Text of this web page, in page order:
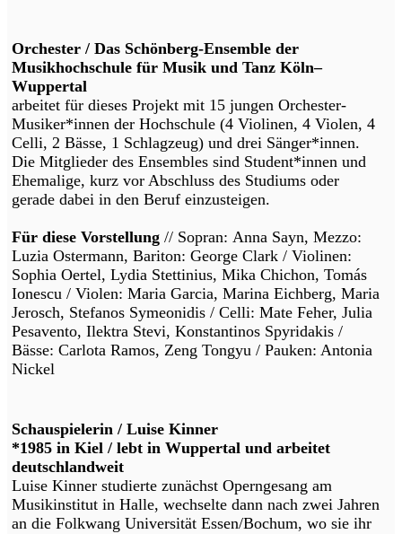
Orchester / Das Schönberg-Ensemble der
Musikhochschule für Musik und Tanz Köln–
Wuppertal
arbeitet für dieses Projekt mit 15 jungen Orchester-
Musiker*innen der Hochschule (4 Violinen, 4 Violen, 4
Celli, 2 Bässe, 1 Schlagzeug) und drei Sänger*innen.
Die Mitglieder des Ensembles sind Student*innen und
Ehemalige, kurz vor Abschluss des Studiums oder
gerade dabei in den Beruf einzusteigen.
Für diese Vorstellung // Sopran: Anna Sayn, Mezzo:
Luzia Ostermann, Bariton: George Clark / Violinen:
Sophia Oertel, Lydia Stettinius, Mika Chichon, Tomás
Ionescu / Violen: Maria Garcia, Marina Eichberg, Maria
Jerosch, Stefanos Symeonidis / Celli: Mate Feher, Julia
Pesavento, Ilektra Stevi, Konstantinos Spyridakis /
Bässe: Carlota Ramos, Zeng Tongyu / Pauken: Antonia
Nickel
Schauspielerin / Luise Kinner
*1985 in Kiel / lebt in Wuppertal und arbeitet
deutschlandweit
Luise Kinner studierte zunächst Operngesang am
Musikinstitut in Halle, wechselte dann nach zwei Jahren
an die Folkwang Universität Essen/Bochum, wo sie ihr